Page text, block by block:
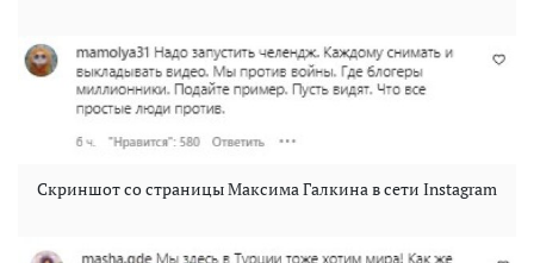
Скриншот со страницы Максима Галкина в сети Instagram